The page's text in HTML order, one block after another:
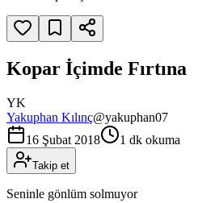
Kopar İçimde Fırtına
YK
Yakuphan Kılınç@yakuphan07
16 Şubat 2018
1 dk okuma
Takip et
Seninle gönlüm solmuyor